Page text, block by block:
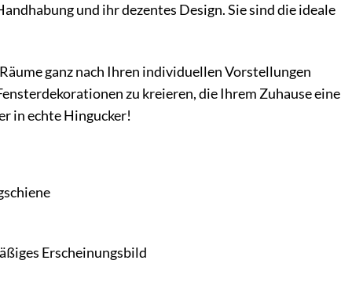
und ihr dezentes Design. Sie sind die ideale
ganz nach Ihren individuellen Vorstellungen
zu kreieren, die Ihrem Zuhause eine
in echte Hingucker!
Erscheinungsbild